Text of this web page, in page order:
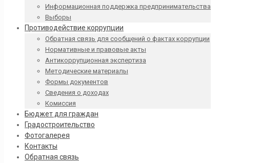
Информационная поддержка предпринимательства
Выборы
Противодействие коррупции
Обратная связь для сообщений о фактах коррупции
Нормативные и правовые акты
Антикоррупционная экспертиза
Методические материалы
Формы документов
Сведения о доходах
Комиссия
Бюджет для граждан
Градостроительство
Фотогалерея
Контакты
Обратная связь